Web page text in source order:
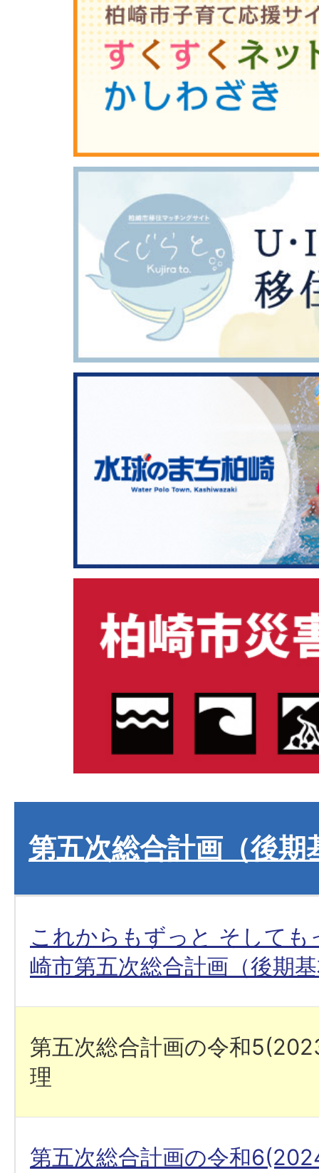
第五次総合計画（後期
これからもずっと そして
崎市第五次総合計画（後期
第五次総合計画の令和
理
第五次総合計画の令和